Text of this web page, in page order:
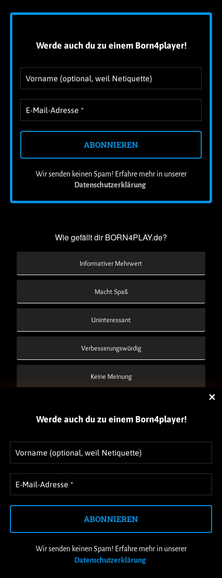
Werde auch du zu einem Born4player!
Wir senden keinen Spam! Erfahre mehr in unserer
Datenschutzerklärung.
Werde auch du zu einem Born4player!
Wir senden keinen Spam! Erfahre mehr in unserer
Datenschutzerklärung.
1
Wie gefällt dir BORN4PLAY.de?
Informativer Mehrwert
Macht Spaß
Uninteressant
Verbesserungswürdig
Keine Meinung
Diese Seite verwendet Cookies, um die
Nutzerfreundlichkeit zu verbessern. Mit der weiteren
Verwendung stimmst du dem zu.
Akzeptieren
Datenschutzerklärung